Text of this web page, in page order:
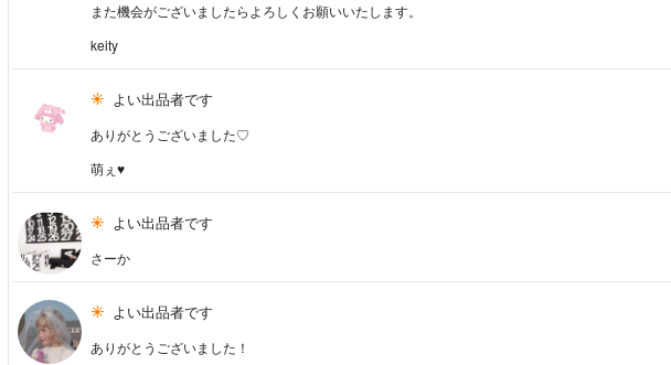
また機会がございましたらよろしくお願いいたします。
keity
よい出品者です
ありがとうございました♡
萌ぇ♥
よい出品者です
さーか
よい出品者です
ありがとうございました！